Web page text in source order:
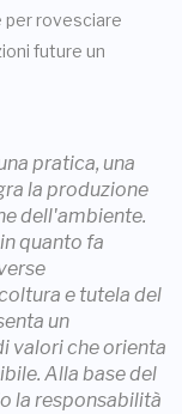
per rovesciare
future un
pratica, una
la produzione
dell'ambiente.
quanto fa
e tutela del
un
valori che orienta
Alla base del
la responsabilità